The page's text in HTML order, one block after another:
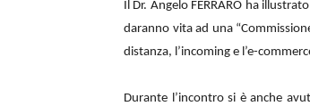
Il Dr. Angelo FERRARO ha
daranno vita ad una
distanza, l’incoming e l’e-
Durante l’incontro si è anche